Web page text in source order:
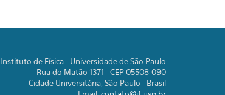
Instituto de Física - Universidade de São Paulo
Rua do Matão 1371 - CEP 05508-090
Cidade Universitária, São Paulo - Brasil